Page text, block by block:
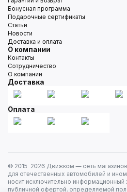
Бонусная программа
Подарочные сертификаты
Статьи
Новости
Доставка и оплата
О компании
Контакты
Сотрудничество
О компании
Доставка
Оплата
© 2015–2026 Движком — сеть магазинов
для отечественных автомобилей и
носит исключительно информационный
публичной офертой, определяемой